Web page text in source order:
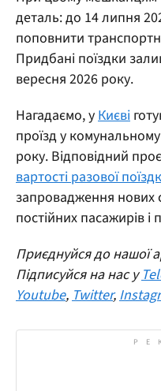
деталь: до 14 липня
поповнити
Придбані поїздки
вересня 2026 року.
Нагадаємо, уКиєві
проїзд у
року. Відповідний
вартості разової
запровадження нових
постійних пасажирів і
Приєднуйся до нашої
Підписуйся на нас у
Youtube,Twitter,